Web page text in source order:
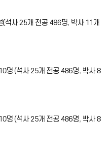
(석사 25개 전공 486명, 박사 11개
명 (석사 25개 전공 486명, 박사 8
명 (석사 25개 전공 486명, 박사 8